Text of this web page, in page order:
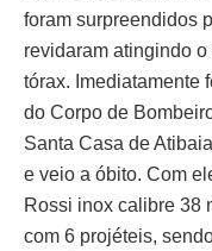
foram surpreendidos
revidaram atingindo
tórax. Imediatamente
do Corpo de
Santa Casa de
e veio a óbito. Com
Rossi inox calibre 38
com 6 projéteis,